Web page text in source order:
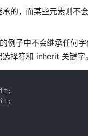
承的，而某些元素则
例子中不会继承任何
择符和 inherit 关键字